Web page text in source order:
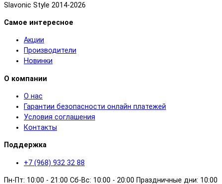
Slavonic Style 2014-2026
Самое интересное
Акции
Производители
Новинки
О компании
О нас
Гарантии безопасности онлайн платежей
Условия соглашения
Контакты
Поддержка
+7 (968) 932 32 88
Пн-Пт: 10:00 - 21:00 Сб-Вс: 10:00 - 20:00 Праздничные дни: 10:00